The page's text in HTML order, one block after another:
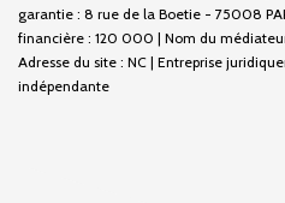
garantie : 8 rue de la Boetie - 75008
financière : 120 000 | Nom du
Adresse du site : NC | Entreprise
indépendante